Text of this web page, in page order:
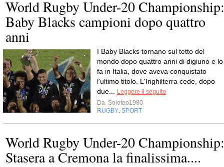
World Rugby Under-20 Championship:
Baby Blacks campioni dopo quattro
anni
I Baby Blacks tornano sul tetto del
mondo dopo quattro anni di digiuno e lo
fa in Italia, dove aveva conquistato
l'ultimo titolo. L'Inghilterra cede, dopo
due...
Leggere il seguito
Da Soloteo1980
RUGBY SPORT
World Rugby Under-20 Championship:
Stasera a Cremona la finalissima....